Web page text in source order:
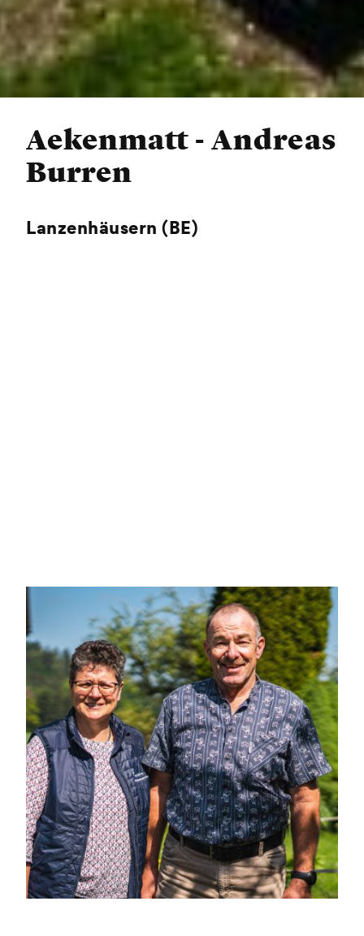
Aekenmatt - Andreas
Burren
Lanzenhäusern (BE)